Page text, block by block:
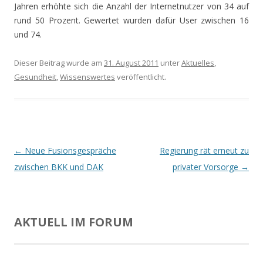
Jahren erhöhte sich die Anzahl der Internetnutzer von 34 auf
rund 50 Prozent. Gewertet wurden dafür User zwischen 16
und 74.
Dieser Beitrag wurde am 31. August 2011 unterAktuelles,
Gesundheit,Wissenswertes veröffentlicht.
Beitrags-
Navigation
← Neue Fusionsgespräche
zwischen BKK und DAK
Regierung rät erneut zu
privater Vorsorge →
AKTUELL IM FORUM